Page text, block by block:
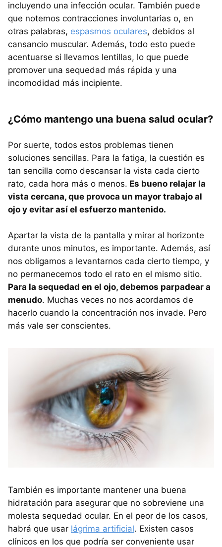
incluyendo una infección ocular. También puede
que notemos contracciones involuntarias o, en
otras palabras, espasmos oculares, debidos al
cansancio muscular. Además, todo esto puede
acentuarse si llevamos lentillas, lo que puede
promover una sequedad más rápida y una
incomodidad más incipiente.
¿Cómo mantengo una buena salud ocular?
Por suerte, todos estos problemas tienen
soluciones sencillas. Para la fatiga, la cuestión es
tan sencilla como descansar la vista cada cierto
rato, cada hora más o menos. Es bueno relajar la
vista cercana, que provoca un mayor trabajo al
ojo y evitar así el esfuerzo mantenido.
Apartar la vista de la pantalla y mirar al horizonte
durante unos minutos, es importante. Además, así
nos obligamos a levantarnos cada cierto tiempo, y
no permanecemos todo el rato en el mismo sitio.
Para la sequedad en el ojo, debemos parpadear a
menudo. Muchas veces no nos acordamos de
hacerlo cuando la concentración nos invade. Pero
más vale ser conscientes.
También es importante mantener una buena
hidratación para asegurar que no sobreviene una
molesta sequedad ocular. En el peor de los casos,
habrá que usar lágrima artificial. Existen casos
clínicos en los que podría ser conveniente usar